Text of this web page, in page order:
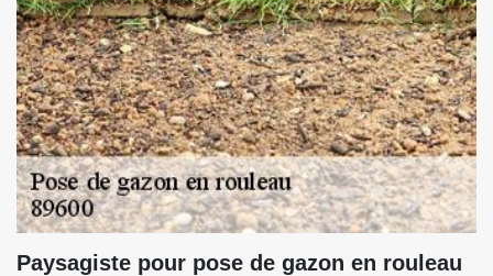
Paysagiste pour pose de gazon en rouleau